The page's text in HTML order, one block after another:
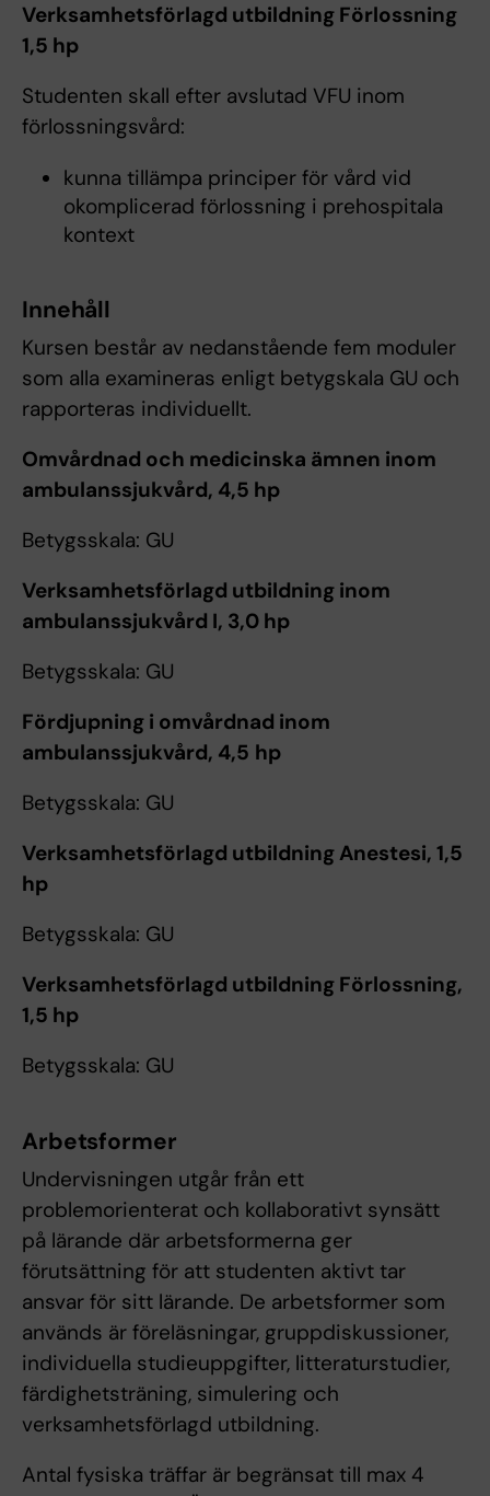
Verksamhetsförlagd utbildning Förlossning
1,5 hp
Studenten skall efter avslutad VFU inom
förlossningsvård:
kunna tillämpa principer för vård vid
okomplicerad förlossning i prehospitala
kontext
Innehåll
Kursen består av nedanstående fem moduler
som alla examineras enligt betygskala GU och
rapporteras individuellt.
Omvårdnad och medicinska ämnen inom
ambulanssjukvård, 4,5 hp
Betygsskala: GU
Verksamhetsförlagd utbildning inom
ambulanssjukvård I, 3,0 hp
Betygsskala: GU
Fördjupning i omvårdnad inom
ambulanssjukvård, 4,5 hp
Betygsskala: GU
Verksamhetsförlagd utbildning Anestesi, 1,5
hp
Betygsskala: GU
Verksamhetsförlagd utbildning Förlossning,
1,5 hp
Betygsskala: GU
Arbetsformer
Undervisningen utgår från ett
problemorienterat och kollaborativt synsätt
på lärande där arbetsformerna ger
förutsättning för att studenten aktivt tar
ansvar för sitt lärande. De arbetsformer som
används är föreläsningar, gruppdiskussioner,
individuella studieuppgifter, litteraturstudier,
färdighetsträning, simulering och
verksamhetsförlagd utbildning.
Antal fysiska träffar är begränsat till max 4